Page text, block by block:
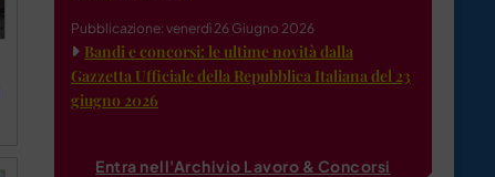
Pubblicazione: venerdì 26 Giugno 2026
Bandi e concorsi: le ultime novità dalla
Gazzetta Ufficiale della Repubblica Italiana del 23
giugno 2026
Entra nell'Archivio Lavoro & Concorsi